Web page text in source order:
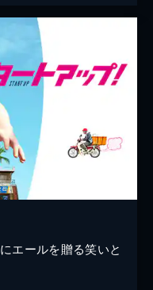
エールを贈る笑いと